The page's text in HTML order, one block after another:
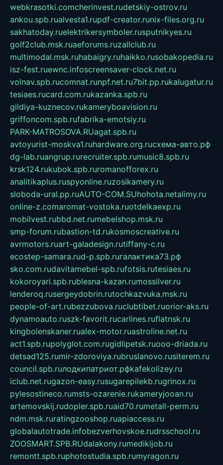
webkrasotki.comcherinvest.rudetskiy-ostrov.ru
ankou.spb.rualvesta1.rupdf-creator.runix-files.org.ru
sakhatoday.ruelektrikersymboler.rusputnikyes.ru
golf2club.msk.ruaeforums.ruzallclub.ru
multimodal.msk.ruhabaigry.ruhaikko.rusobakopedia.ru
isz-fest.ruewnc.infoscreensaver-clock.net.ru
volnav.spb.rucomnat.runpf.net.ru7bit.pp.rukalugatur.ru
tesiaes.rucard.com.rukazanka.spb.ru
gildiya-kuznecov.rukameryboavision.ru
griffoncom.spb.rufabrika-emotsiy.ru
PARK-MATROSOVA.RUagat.spb.ru
avtoyurist-moskva1.ruhardware.org.ruсхема-авто.рф
dg-lab.ruangrup.rurecruiter.spb.rumusic8.spb.ru
krsk124.rukubok.spb.ruromanofforex.ru
analitikaplus.ruspyonline.ruzosikamery.ru
sloboda-ural.pp.ruAUTO-COM.SUhohota.netalimy.ru
online-z.comaromat-vostoka.ruotdelkaexp.ru
mobilvest.rubbd.net.rumebelshop.msk.ru
smp-forum.rubastion-td.rukosmoscreative.ru
avrmotors.ruart-galadesign.rutiffany-c.ru
ecostep-samara.rud-p.spb.ruгалактика73.рф
sko.com.rudavitamebel-spb.rufotsis.rutesiaes.ru
kokoroyari.spb.rublesna-kazan.rumossilver.ru
lenderoq.rusergeydobrin.rutochkazvuka.msk.ru
people-of-art.rubezzubova.ruclubtibet.ruorior-aks.ru
dynamoauto.ruszk-favorit.rucarlines.ruflatnsk.ru
kingbolenskaner.rualex-motor.ruastroline.net.ru
act1.spb.rupolyglot.com.rugidlipetsk.ruooo-driada.ru
detsad125.rumir-zdoroviya.rubruslanovo.rusiterem.ru
council.spb.ruлодкипатриот.рфkafekolizey.ru
iclub.net.rugazon-easy.rusugarepilekb.rugrinox.ru
pylesostineco.rumsts-ozarenie.rukameryjooan.ru
artemovskij.rudopler.spb.ruaid70.rumetall-perm.ru
ndm.msk.ruratingzooshop.ruapiaccess.ru
globalautotrade.infobezverhovskoe.rudrsschool.ru
ZOOSMART.SPB.RUdalakony.rumedikijob.ru
remontt.spb.ruphotostudia.spb.rumyragon.ru